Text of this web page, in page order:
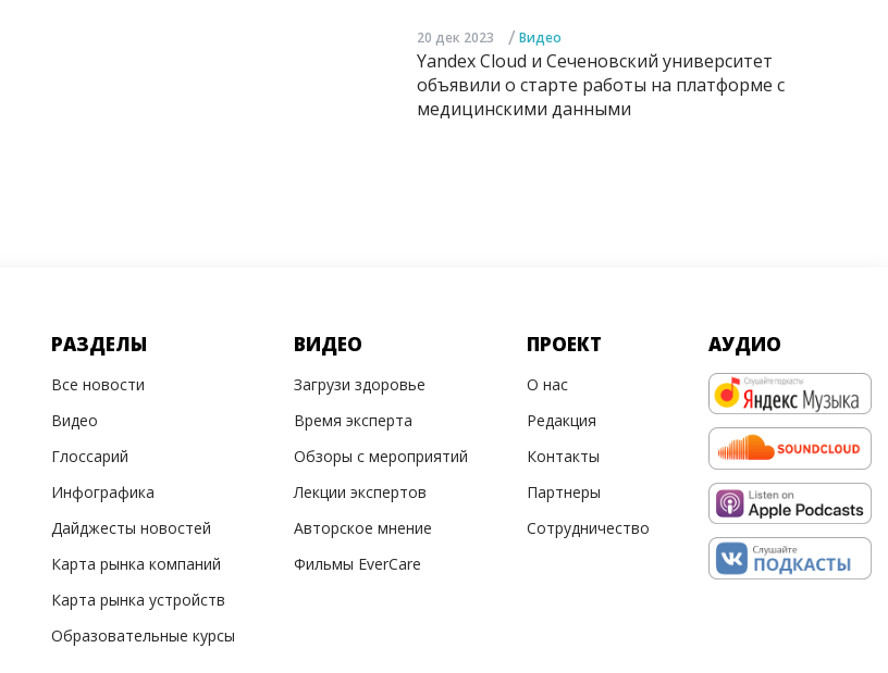
20 дек 2023 / Видео
Yandex Cloud и Сеченовский университет
объявили о старте работы на платформе с
медицинскими данными
РАЗДЕЛЫ
Все новости
Видео
Глоссарий
Инфографика
Дайджесты новостей
Карта рынка компаний
Карта рынка устройств
Образовательные курсы
ВИДЕО
Загрузи здоровье
Время эксперта
Обзоры с мероприятий
Лекции экспертов
Авторское мнение
Фильмы EverCare
ПРОЕКТ
О нас
Редакция
Контакты
Партнеры
Сотрудничество
АУДИО